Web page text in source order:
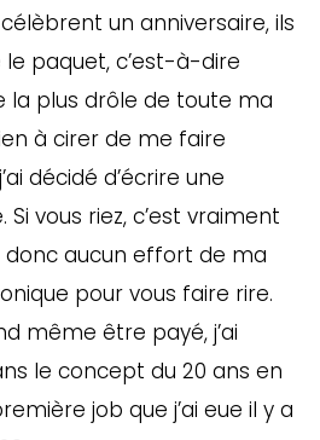
célèbrent un anniversaire, ils
paquet, c’est-à-dire
la plus drôle de toute ma
à cirer de me faire
décidé d’écrire une
vous riez, c’est vraiment
donc aucun effort de ma
pour vous faire rire.
même être payé, j’ai
le concept du 20 ans en
job que j’ai eue il y a